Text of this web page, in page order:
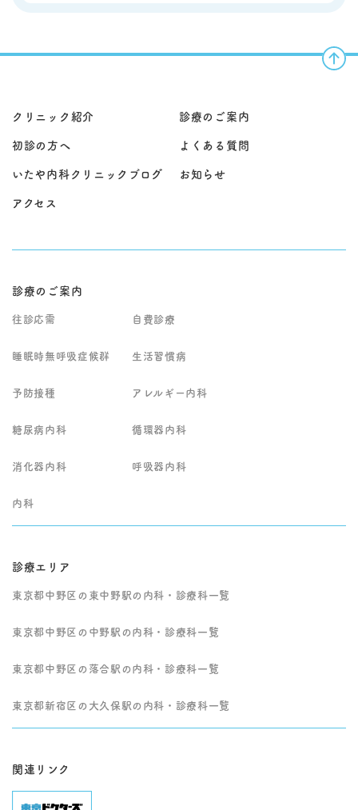
クリニック紹介 診療のご案内
初診の方へ よくある質問
いたや内科クリニックブログ お知らせ
アクセス
診療のご案内
往診応需 自費診療
睡眠時無呼吸症候群 生活習慣病
予防接種 アレルギー内科
糖尿病内科 循環器内科
消化器内科 呼吸器内科
内科
診療エリア
東京都中野区の東中野駅の内科・診療科一覧
東京都中野区の中野駅の内科・診療科一覧
東京都中野区の落合駅の内科・診療科一覧
東京都新宿区の大久保駅の内科・診療科一覧
関連リンク